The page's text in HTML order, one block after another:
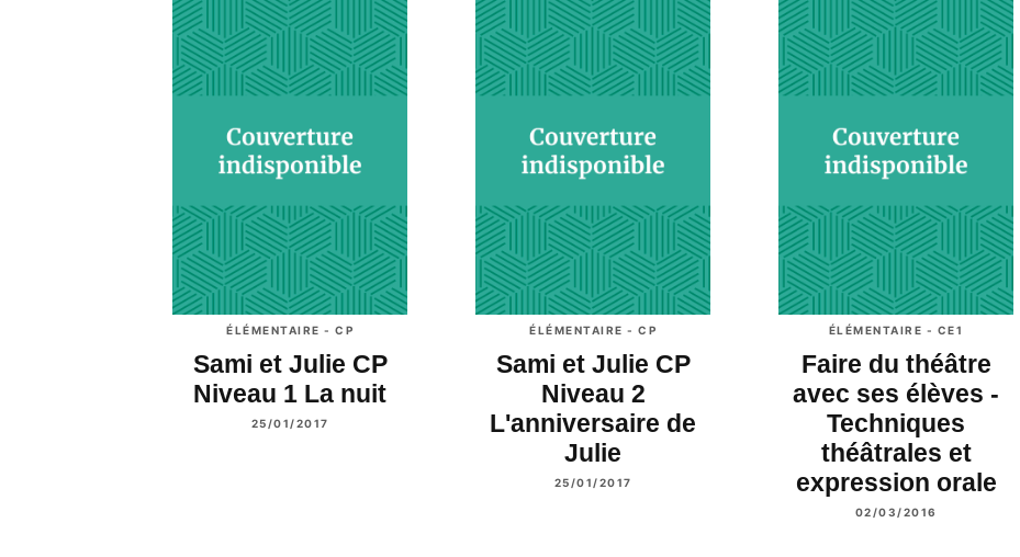
ÉLÉMENTAIRE - CP
Sami et Julie CP
Niveau 1 La nuit
25/01/2017
ÉLÉMENTAIRE - CP
Sami et Julie CP
Niveau 2
L'anniversaire de
Julie
25/01/2017
ÉLÉMENTAIRE - CE1
Faire du théâtre
avec ses élèves -
Techniques
théâtrales et
expression orale
02/03/2016